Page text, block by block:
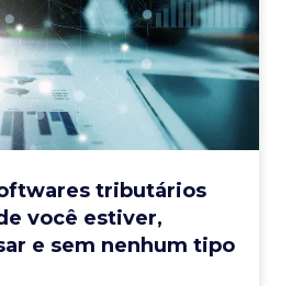
tributários
você estiver,
e sem nenhum tipo